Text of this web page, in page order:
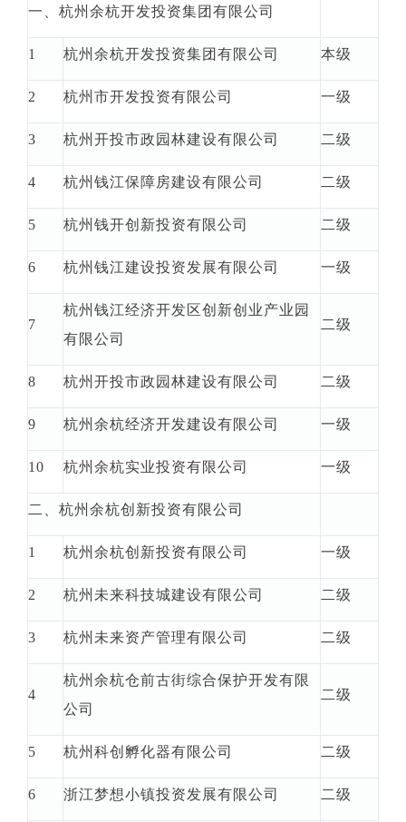
一、杭州余杭开发投资集团有限公司
1 杭州余杭开发投资集团有限公司 本级
2 杭州市开发投资有限公司 一级
3 杭州开投市政园林建设有限公司 二级
4 杭州钱江保障房建设有限公司 二级
5 杭州钱开创新投资有限公司 二级
6 杭州钱江建设投资发展有限公司 一级
7
杭州钱江经济开发区创新创业产业园
有限公司
二级
8 杭州开投市政园林建设有限公司 二级
9 杭州余杭经济开发建设有限公司 一级
10 杭州余杭实业投资有限公司 一级
二、杭州余杭创新投资有限公司
1 杭州余杭创新投资有限公司 一级
2 杭州未来科技城建设有限公司 二级
3 杭州未来资产管理有限公司 二级
4
杭州余杭仓前古街综合保护开发有限
公司
二级
5 杭州科创孵化器有限公司 二级
6 浙江梦想小镇投资发展有限公司 二级